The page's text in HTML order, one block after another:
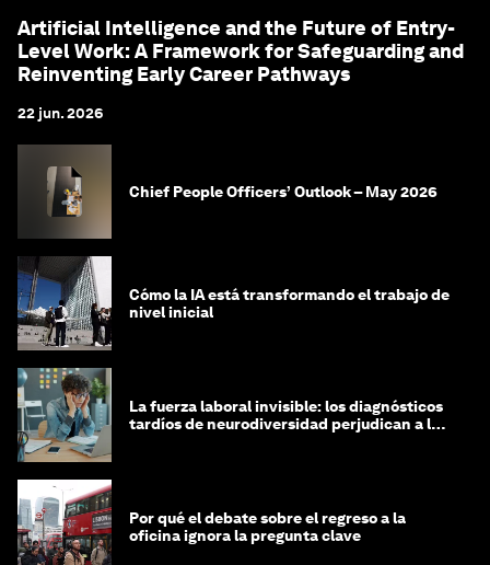
Artificial Intelligence and the Future of Entry-
Level Work: A Framework for Safeguarding and
Reinventing Early Career Pathways
22 jun. 2026
Chief People Officers’ Outlook – May 2026
Cómo la IA está transformando el trabajo de
nivel inicial
La fuerza laboral invisible: los diagnósticos
tardíos de neurodiversidad perjudican a las
Por qué el debate sobre el regreso a la
oficina ignora la pregunta clave